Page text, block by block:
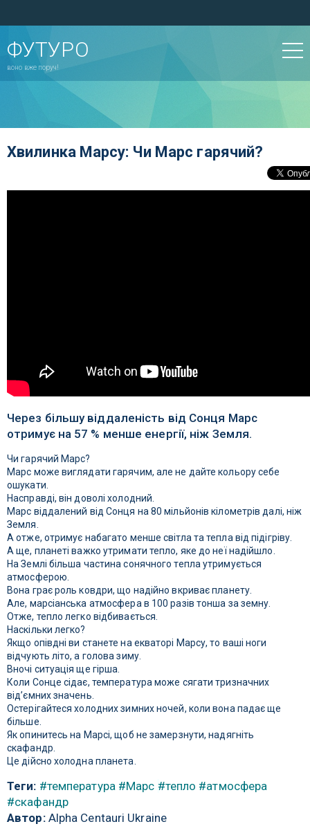
ФУТУРО
воно вже поруч!
Хвилинка Марсу: Чи Марс гарячий?
Через більшу віддаленість від Сонця Марс
отримує на 57 % менше енергії, ніж Земля.
Чи гарячий Марс?
Марс може виглядати гарячим, але не дайте кольору себе
ошукати.
Насправді, він доволі холодний.
Марс віддалений від Сонця на 80 мільйонів кілометрів далі, ніж
Земля.
А отже, отримує набагато менше світла та тепла від підігріву.
А ще, планеті важко утримати тепло, яке до неї надійшло.
На Землі більша частина сонячного тепла утримується
атмосферою.
Вона грає роль ковдри, що надійно вкриває планету.
Але, марсіанська атмосфера в 100 разів тонша за земну.
Отже, тепло легко відбивається.
Наскільки легко?
Якщо опівдні ви станете на екваторі Марсу, то ваші ноги
відчують літо, а голова зиму.
Вночі ситуація ще гірша.
Коли Сонце сідає, температура може сягати тризначних
від’ємних значень.
Остерігайтеся холодних зимних ночей, коли вона падає ще
більше.
Як опинитесь на Марсі, щоб не замерзнути, надягніть
скафандр.
Це дійсно холодна планета.
Теги: #температура #Марс #тепло #атмосфера
#скафандр
Автор:Alpha Centauri Ukraine